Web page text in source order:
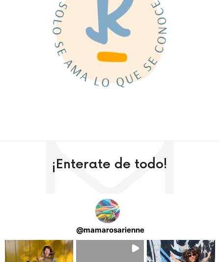
¡Enterate de todo!
@mamarosarienne